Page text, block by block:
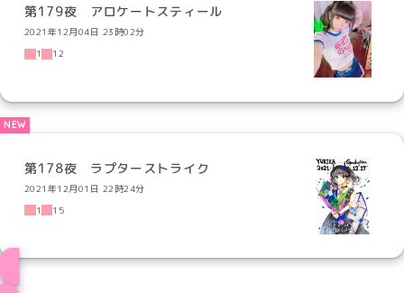
第179夜 アロケートスティール
2021年12月04日 23時02分
1
12
第178夜 ラプターストライク
2021年12月01日 22時24分
1
15